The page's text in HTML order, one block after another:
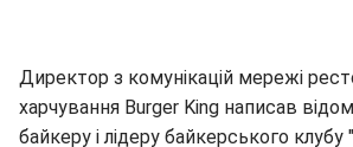
Директор з комунікацій мережі
харчування Burger King написав
байкеру і лідеру байкерського клубу